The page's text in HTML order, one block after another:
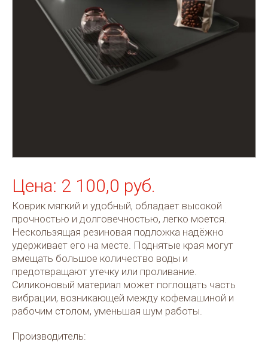
Цена: 2 100,0 руб.
Коврик мягкий и удобный, обладает высокой
прочностью и долговечностью, легко моется.
Нескользящая резиновая подложка надёжно
удерживает его на месте. Поднятые края могут
вмещать большое количество воды и
предотвращают утечку или проливание.
Силиконовый материал может поглощать часть
вибрации, возникающей между кофемашиной и
рабочим столом, уменьшая шум работы.
Производитель: